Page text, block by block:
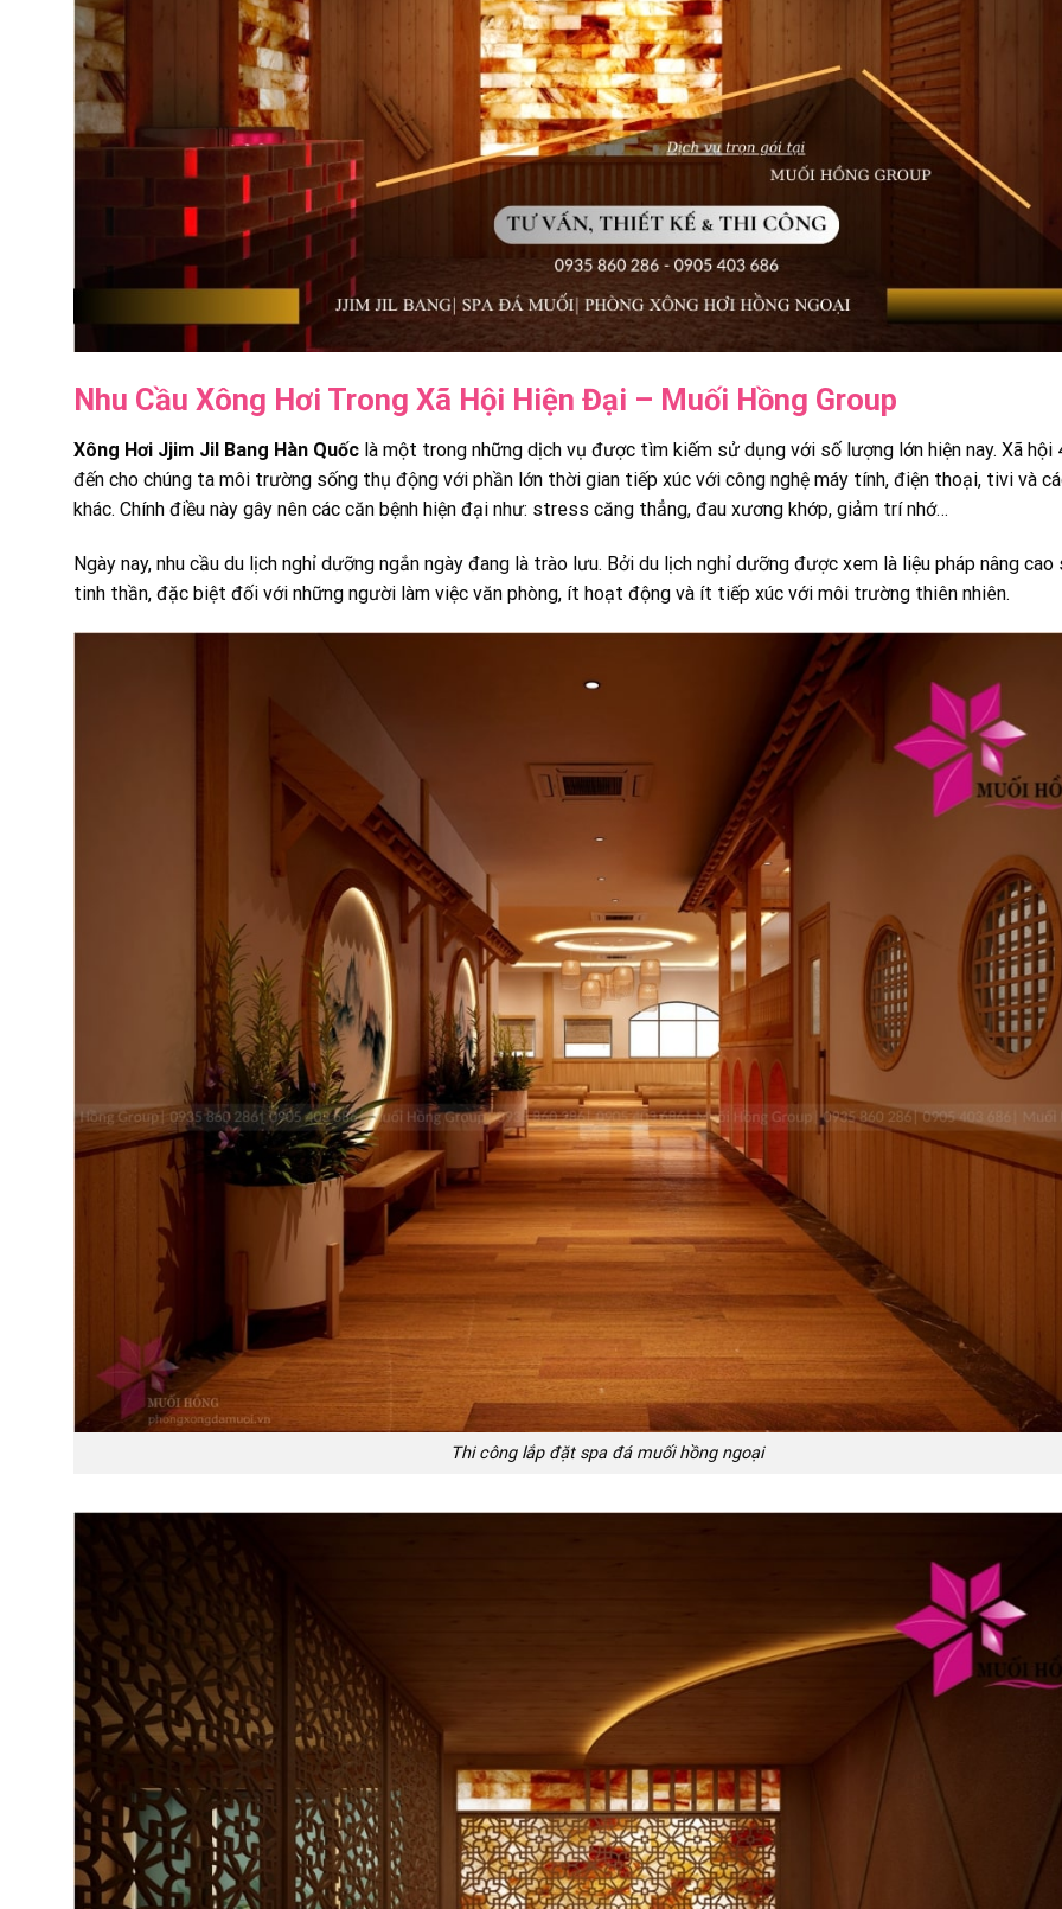
Nhu Cầu Xông Hơi Trong Xã Hội Hiện Đại – Muối Hồng Group
Xông Hơi Jjim Jil Bang Hàn Quốc là một trong những dịch vụ được tìm kiếm sử dụng với số lượng lớn hiện nay. Xã hội
đến cho chúng ta môi trường sống thụ động với phần lớn thời gian tiếp xúc với công nghệ máy tính, điện thoại, tivi và
khác. Chính điều này gây nên các căn bệnh hiện đại như: stress căng thẳng, đau xương khớp, giảm trí nhớ…
Ngày nay, nhu cầu du lịch nghỉ dưỡng ngắn ngày đang là trào lưu. Bởi du lịch nghỉ dưỡng được xem là liệu pháp nâng
tinh thần, đặc biệt đối với những người làm việc văn phòng, ít hoạt động và ít tiếp xúc với môi trường thiên nhiên.
Thi công lắp đặt spa đá muối hồng ngoại